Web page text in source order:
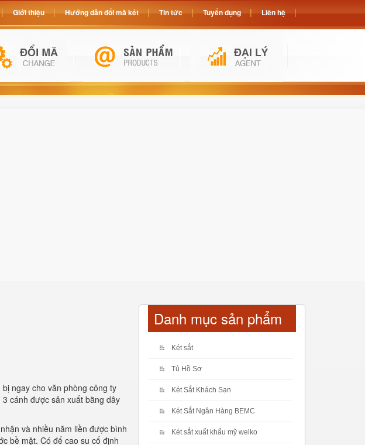
ngay cho văn phòng công ty
cánh được sản xuất bằng dây
và nhiều năm liền được bình
bề mặt. Có đế cao su cố định
Danh mục sản phẩm
Két sắt
Tủ Hồ Sơ
Két Sắt Khách Sạn
Két Sắt Ngân Hàng BEMC
Két sắt xuất khẩu mỹ welko
Giới thiệu Hướng dẫn đổi mã két Tin tức Tuyển dụng Liên hệ